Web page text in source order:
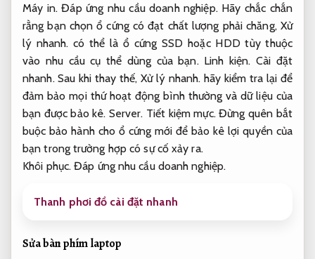
Máy in. Đáp ứng nhu cầu doanh nghiệp.Hãy chắc chắn
rằng bạn chọn ổ cứng có đạt chất lượng phải chăng, Xử
lý nhanh. có thể là ổ cứng SSD hoặc HDD tùy thuộc
vào nhu cầu cụ thể dùng của bạn. Linh kiện. Cài đặt
nhanh.Sau khi thay thế,Xử lý nhanh. hãy kiểm tra lại để
đảm bảo mọi thứ hoạt động bình thường và dữ liệu của
bạn được bảo kê. Server. Tiết kiệm mực.Đừng quên bắt
buộc bảo hành cho ổ cứng mới để bảo kê lợi quyền của
bạn trong trường hợp có sự cố xảy ra.
Khôi phục. Đáp ứng nhu cầu doanh nghiệp.
Thanh phơi đồ cài đặt nhanh
Sửa bàn phím laptop